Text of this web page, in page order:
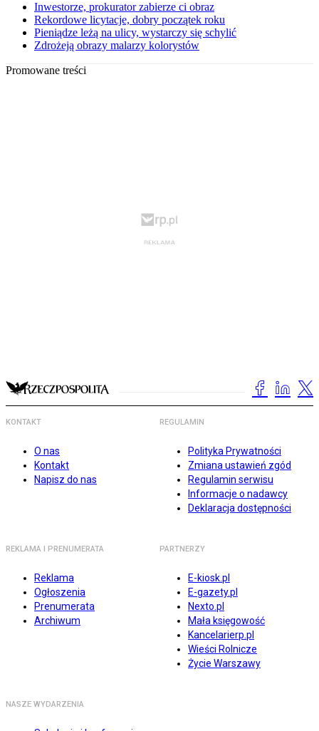
Inwestorze, prokurator zabierze ci obraz
Rekordowe licytacje, dobry początek roku
Pieniądze leżą na ulicy, wystarczy się schylić
Zdrożeją obrazy malarzy kolorystów
Promowane treści
KONTAKT
O nas
Kontakt
Napisz do nas
REGULAMIN
Polityka Prywatności
Zmiana ustawień zgód
Regulamin serwisu
Informacje o nadawcy
Deklaracja dostępności
REKLAMA I PRENUMERATA
Reklama
Ogłoszenia
Prenumerata
Archiwum
PARTNERZY
E-kiosk.pl
E-gazety.pl
Nexto.pl
Mała księgowość
Kancelarierp.pl
Wieści Rolnicze
Życie Warszawy
NASZE WYDARZENIA